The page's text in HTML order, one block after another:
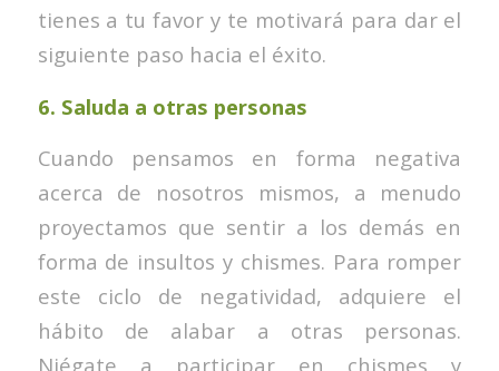
tienes a tu favor y te motivará para dar el
siguiente paso hacia el éxito.
6. Saluda a otras personas
Cuando pensamos en forma negativa
acerca de nosotros mismos, a menudo
proyectamos que sentir a los demás en
forma de insultos y chismes. Para romper
este ciclo de negatividad, adquiere el
hábito de alabar a otras personas.
Niégate a participar en chismes y